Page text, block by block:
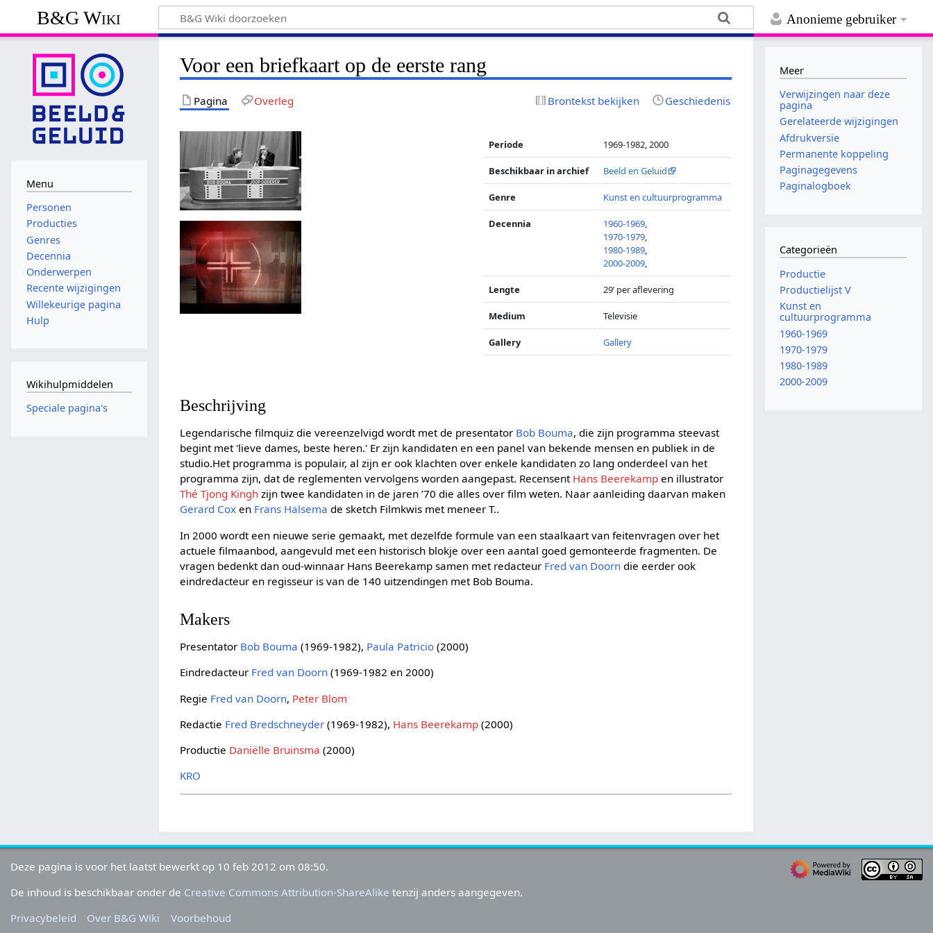
Anonieme gebruiker
B&G Wiki
Voor een briefkaart op de eerste rang
Pagina Overleg Brontekst bekijken Geschiedenis
Periode 1969-1982, 2000
Beschikbaar in archief Beeld en Geluid
Genre Kunst en cultuurprogramma
Decennia 1960-1969,
1970-1979,
1980-1989,
2000-2009,
Lengte 29’ per aflevering
Medium Televisie
Gallery Gallery
Beschrijving
Legendarische filmquiz die vereenzelvigd wordt met de presentator Bob Bouma, die zijn programma steevast
begint met 'lieve dames, beste heren.' Er zijn kandidaten en een panel van bekende mensen en publiek in de
studio.Het programma is populair, al zijn er ook klachten over enkele kandidaten zo lang onderdeel van het
programma zijn, dat de reglementen vervolgens worden aangepast. Recensent Hans Beerekamp en illustrator
Thé Tjong Kingh zijn twee kandidaten in de jaren ’70 die alles over film weten. Naar aanleiding daarvan maken
Gerard Cox en Frans Halsema de sketch Filmkwis met meneer T..
In 2000 wordt een nieuwe serie gemaakt, met dezelfde formule van een staalkaart van feitenvragen over het
actuele filmaanbod, aangevuld met een historisch blokje over een aantal goed gemonteerde fragmenten. De
vragen bedenkt dan oud-winnaar Hans Beerekamp samen met redacteur Fred van Doorn die eerder ook
eindredacteur en regisseur is van de 140 uitzendingen met Bob Bouma.
Makers
Presentator Bob Bouma (1969-1982), Paula Patricio (2000)
Eindredacteur Fred van Doorn (1969-1982 en 2000)
Regie Fred van Doorn, Peter Blom
Redactie Fred Bredschneyder (1969-1982), Hans Beerekamp (2000)
Productie Daniëlle Bruinsma (2000)
KRO
Menu
Personen
Producties
Genres
Decennia
Onderwerpen
Recente wijzigingen
Willekeurige pagina
Hulp
Wikihulpmiddelen
Speciale pagina's
Meer
Verwijzingen naar deze
pagina
Gerelateerde wijzigingen
Afdrukversie
Permanente koppeling
Paginagegevens
Paginalogboek
Categorieën
Productie
Productielijst V
Kunst en
cultuurprogramma
1960-1969
1970-1979
1980-1989
2000-2009
Deze pagina is voor het laatst bewerkt op 10 feb 2012 om 08:50.
De inhoud is beschikbaar onder de Creative Commons Attribution-ShareAlike tenzij anders aangegeven.
Privacybeleid
Over B&G Wiki Voorbehoud